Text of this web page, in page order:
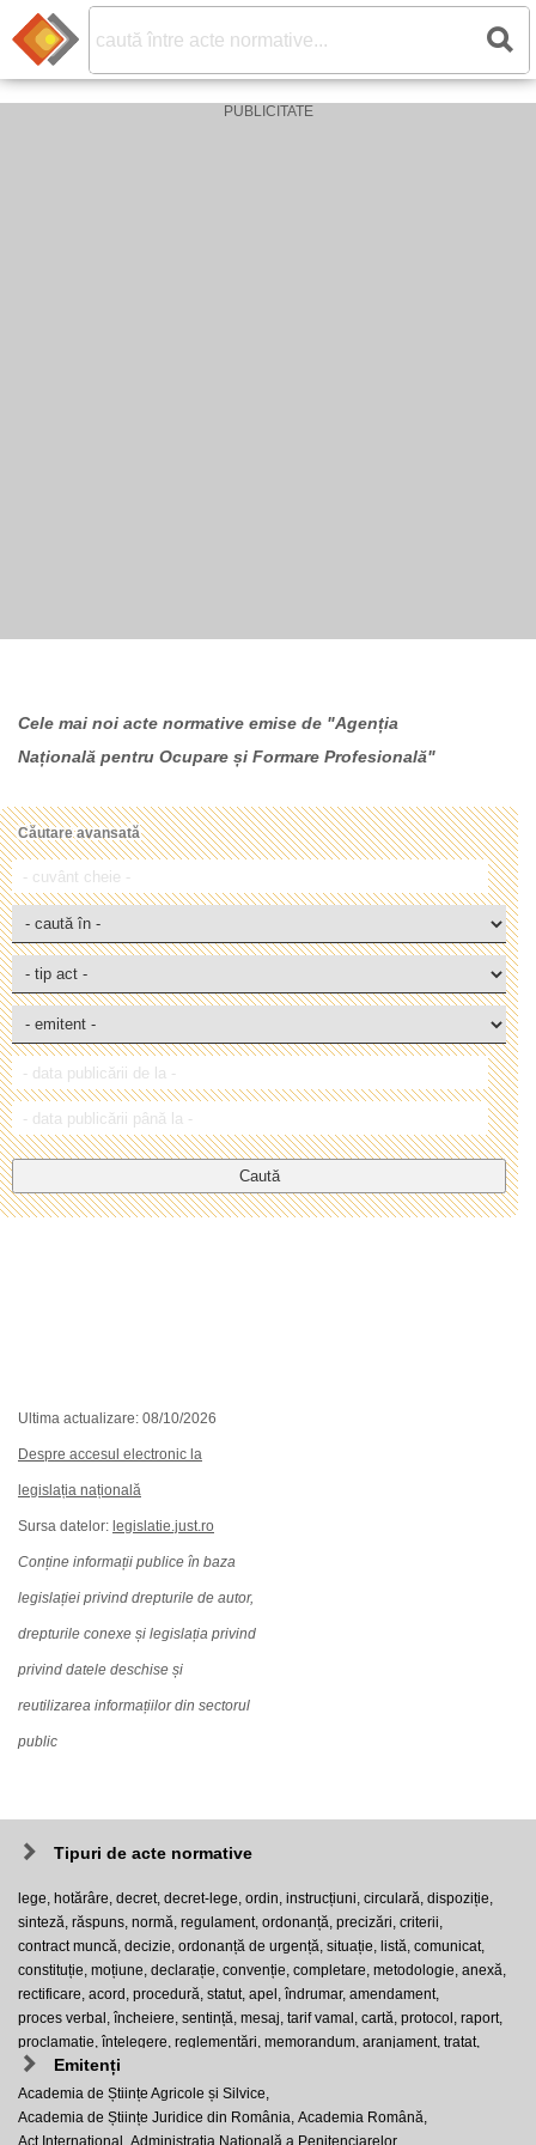
Cele mai noi acte normative emise de "Agenția
Națională pentru Ocupare și Formare Profesională"
Căutare avansată
Caută
Ultima actualizare: 08/10/2026
Despre accesul electronic la
legislația națională
Sursa datelor: legislatie.just.ro
Conține informații publice în baza
legislației privind drepturile de autor,
drepturile conexe și legislația privind
privind datele deschise și
reutilizarea informațiilor din sectorul
public
Tipuri de acte normative
lege, hotărâre, decret, decret-lege, ordin, instrucțiuni, circulară, dispoziție,
sinteză, răspuns, normă, regulament, ordonanță, precizări, criterii,
contract muncă, decizie, ordonanță de urgență, situație, listă, comunicat,
constituție, moțiune, declarație, convenție, completare, metodologie, anexă,
rectificare, acord, procedură, statut, apel, îndrumar, amendament,
proces verbal, încheiere, sentință, mesaj, tarif vamal, cartă, protocol, raport,
proclamație, înțelegere, reglementări, memorandum, aranjament, tratat,
instrument pentru amendare,
program,opinie separată,programă analitică ,
addendum,rezoluție,plan,contract-cadru, prescripții,
codul internațional de management,reguli,codul justiției militare,
Emitenți
Academia de Științe Agricole și Silvice,
Academia de Științe Juridice din România, Academia Română,
Act Internațional, Administrația Națională a Penitenciarelor,